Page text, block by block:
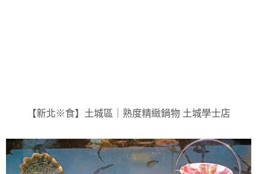
【新北※食】土城區｜熟度精緻鍋物 土城學士店